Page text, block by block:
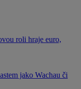
roli hraje euro,
jako Wachau či